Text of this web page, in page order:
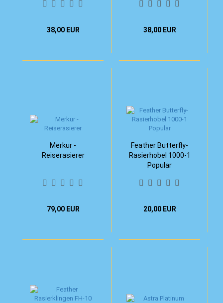
38,00 EUR 38,00 EUR
Merkur -
Reiserasierer
79,00 EUR
Feather Butterfly-
Rasierhobel 1000-1
Popular
20,00 EUR